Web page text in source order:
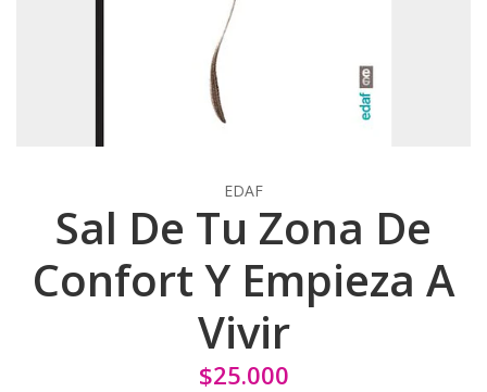
EDAF
Sal De Tu Zona De
Confort Y Empieza A
Vivir
$25.000